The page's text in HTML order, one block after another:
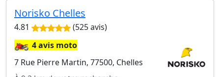
Norisko Chelles
4.81 (525 avis)
🏍️4 avis moto
7 Rue Pierre Martin, 77500, Chelles